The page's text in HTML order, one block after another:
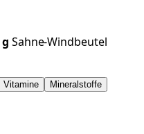
g Sahne-Windbeutel
Vitamine Mineralstoffe